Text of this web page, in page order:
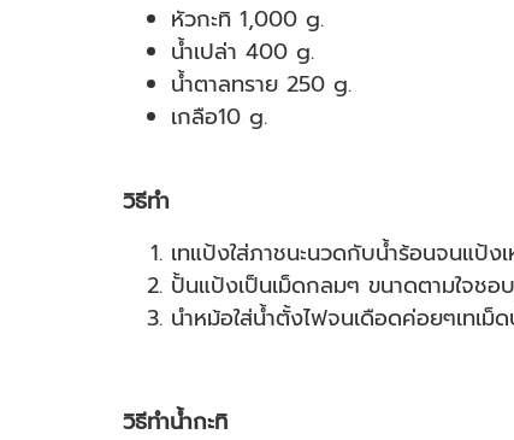
หัวกะทิ 1,000 g.
น้ำเปล่า 400 g.
น้ำตาลทราย 250 g.
เกลือ10 g.
วิธีทำ
เทแป้งใส่ภาชนะนวดกับน้ำร้อนจนแป้
ปั้นแป้งเป็นเม็ดกลมๆ ขนาดตามใจชอ
นำหม้อใส่น้ำตั้งไฟจนเดือดค่อยๆเทเ
วิธีทำน้ำกะทิ